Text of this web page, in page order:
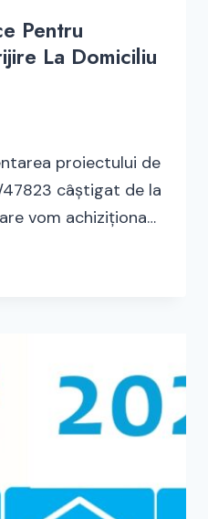
Pentru
La Domiciliu
proiectului de
câștigat de la
vom achiziționa…